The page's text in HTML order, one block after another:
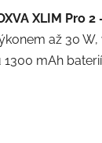
XLIM Pro
až 30 W,
mAh